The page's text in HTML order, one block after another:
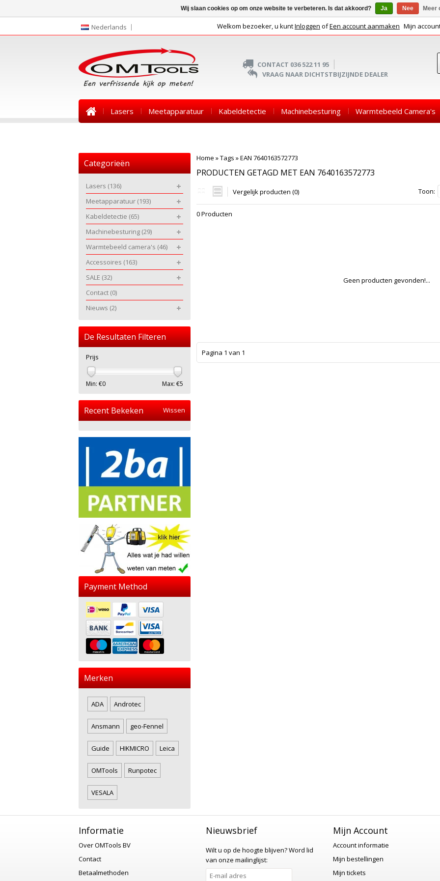
Nederlands Welkom bezoeker, u kuntInloggen ofEen account aanmaken Mijn
CONTACT 036 522 11 95
VRAAG NAAR DICHTSTBIJZIJNDE DEALER
Lasers Meetapparatuur Kabeldetectie Machinebesturing Warmtebeeld Camera's
Home »Tags »EAN 7640163572773
PRODUCTEN GETAGD MET EAN 7640163572773
Vergelijk producten (0) Toon:
0 Producten
Geen producten gevonden!...
Pagina 1 van 1
Categorieën
Lasers (136)
Meetapparatuur (193)
Kabeldetectie (65)
Machinebesturing (29)
Warmtebeeld camera's (46)
Accessoires (163)
SALE (32)
Contact (0)
Nieuws (2)
De Resultaten Filteren
Prijs
Min: €0 Max: €5
Recent Bekeken Wissen
Payment Method
Merken
ADA Androtec
Ansmann geo-Fennel
Guide HIKMICRO Leica
OMTools Runpotec
VESALA
Informatie
Over OMTools BV
Contact
Betaalmethoden
Nieuwsbrief
Wilt u op de hoogte blijven?Word lid
van onze mailinglijst:
Mijn Account
Account informatie
Mijn bestellingen
Mijn tickets
Wij slaan cookies op om onze website te verbeteren. Is dat akkoord? Ja Nee Meer